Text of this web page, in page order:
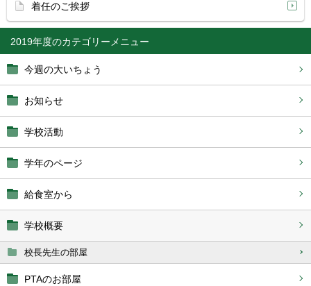
2019年度
今週の大いちょう
お知らせ
学校活動
学年のページ
給食室から
学校概要
校長先生の部屋
PTAのお部屋
着任のご挨拶